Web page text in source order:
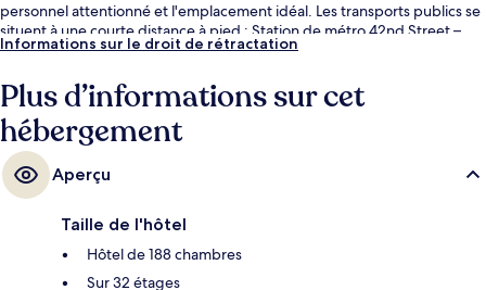
personnel attentionné et l'emplacement idéal. Les transports publics se
situent à une courte distance à pied : Station de métro 42nd Street –
Port Authority Bus Terminal est à 3 min et Station de métro 34th Street –
Informations sur le droit de rétractation
Plus d’informations sur cet
hébergement
Aperçu
Taille de l'hôtel
Hôtel de 188 chambres
Sur 32 étages